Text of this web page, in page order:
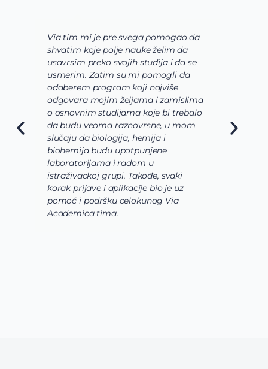
Via tim mi je pre svega pomogao da
shvatim koje polje nauke želim da
usavrsim preko svojih studija i da se
usmerim. Zatim su mi pomogli da
odaberem program koji najviše
odgovara mojim željama i zamislima
o osnovnim studijama koje bi trebalo
da budu veoma raznovrsne, u mom
slučaju da biologija, hemija i
biohemija budu upotpunjene
laboratorijama i radom u
istraživackoj grupi. Takođe, svaki
korak prijave i aplikacije bio je uz
pomoć i podršku celokunog Via
Academica tima.